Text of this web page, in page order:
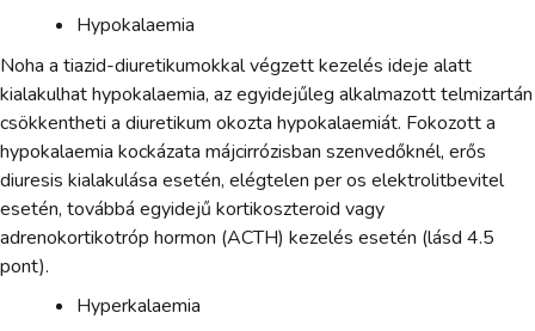
Hypokalaemia
Noha a tiazid-diuretikumokkal végzett kezelés ideje alatt
kialakulhat hypokalaemia, az egyidejűleg alkalmazott telmizartán
csökkentheti a diuretikum okozta hypokalaemiát. Fokozott a
hypokalaemia kockázata májcirrózisban szenvedőknél, erős
diuresis kialakulása esetén, elégtelen per os elektrolitbevitel
esetén, továbbá egyidejű kortikoszteroid vagy
adrenokortikotróp hormon (ACTH) kezelés esetén (lásd 4.5
pont).
Hyperkalaemia